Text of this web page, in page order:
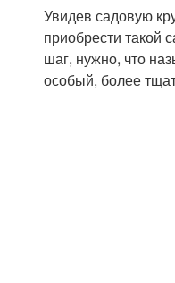
Увидев садовую
приобрести такой
шаг, нужно, что
особый, более